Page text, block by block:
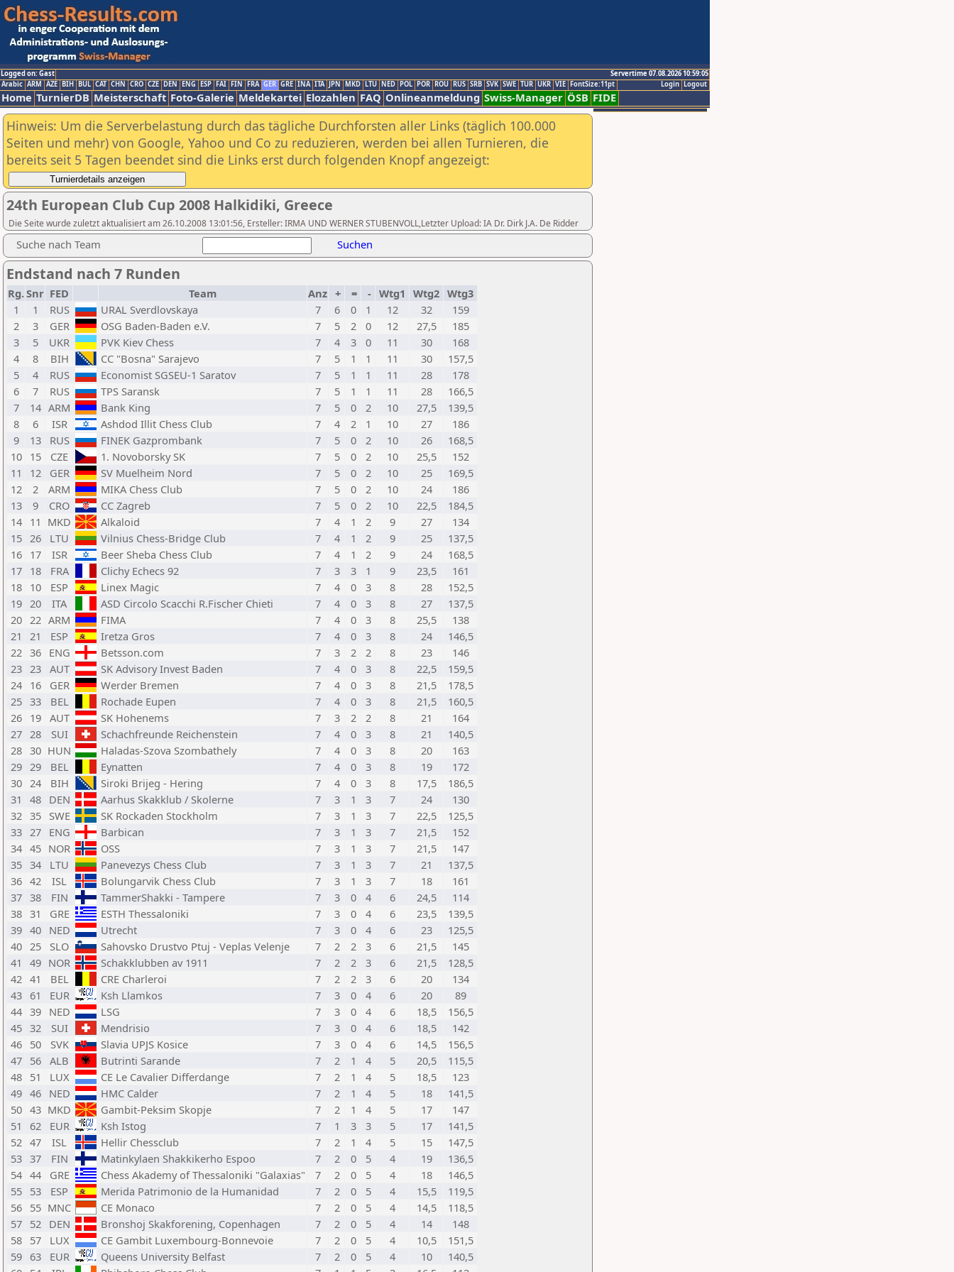
Logged on: Gast
Servertime 07.08.2026 10:59:05
Logout
Login
Arabic ARM AZE BIH BUL CAT CHN CRO CZE DEN ENG ESP FAI FIN FRA GER GRE INA ITA JPN MKD LTU NED POL POR ROU RUS SRB SVK SWE TUR UKR VIE FontSize:11pt
Home TurnierDB Meisterschaft Foto-Galerie Meldekartei Elozahlen FAQ Onlineanmeldung Swiss-Manager ÖSB FIDE
Hinweis: Um die Serverbelastung durch das tägliche Durchforsten aller Links (täglich 100.000
Seiten und mehr) von Google, Yahoo und Co zu reduzieren, werden bei allen Turnieren, die
bereits seit 5 Tagen beendet sind die Links erst durch folgenden Knopf angezeigt:
24th European Club Cup 2008 Halkidiki, Greece
Die Seite wurde zuletzt aktualisiert am 26.10.2008 13:01:56, Ersteller: IRMA UND WERNER STUBENVOLL,Letzter Upload: IA Dr. Dirk J.A. De Ridder
Suche nach Team Suchen
Endstand nach 7 Runden
Rg.Snr FED Team Anz + = - Wtg1 Wtg2 Wtg3
1
1 RUS URAL Sverdlovskaya 7 6 0 1 12 32
159
2
3 GER OSG Baden-Baden e.V. 7 5 2 0 12 27,5
185
3
5 UKR PVK Kiev Chess 7 4 3 0 11 30
168
4
8 BIH CC "Bosna" Sarajevo 7 5 1 1 11 30
157,5
5
4 RUS Economist SGSEU-1 Saratov 7 5 1 1 11 28
178
6
7 RUS TPS Saransk 7 5 1 1 11 28
166,5
7
14 ARM Bank King 7 5 0 2 10 27,5
139,5
8
6 ISR Ashdod Illit Chess Club 7 4 2 1 10 27
186
9
13 RUS FINEK Gazprombank 7 5 0 2 10 26
168,5
10 15 CZE 1. Novoborsky SK 7 5 0 2 10 25,5
152
11
12 GER SV Muelheim Nord 7 5 0 2 10 25
169,5
12
2 ARM MIKA Chess Club 7 5 0 2 10 24
186
13
9 CRO CC Zagreb 7 5 0 2 10 22,5
184,5
14 11 MKD Alkaloid 7 4 1 2 9 27
134
15 26 LTU Vilnius Chess-Bridge Club 7 4 1 2 9 25
137,5
16 17 ISR Beer Sheba Chess Club 7 4 1 2 9 24
168,5
17 18 FRA Clichy Echecs 92 7 3 3 1 9 23,5
161
18 10 ESP Linex Magic 7 4 0 3 8 28
152,5
19 20 ITA ASD Circolo Scacchi R.Fischer Chieti 7 4 0 3 8 27
137,5
20 22 ARM FIMA 7 4 0 3 8 25,5
138
21
21 ESP Iretza Gros 7 4 0 3 8 24
146,5
22 36 ENG Betsson.com 7 3 2 2 8 23
146
23 23 AUT SK Advisory Invest Baden 7 4 0 3 8 22,5
159,5
24 16 GER Werder Bremen 7 4 0 3 8 21,5
178,5
25 33 BEL Rochade Eupen 7 4 0 3 8 21,5
160,5
26 19 AUT SK Hohenems 7 3 2 2 8 21
164
27 28 SUI Schachfreunde Reichenstein 7 4 0 3 8 21
140,5
28 30 HUN Haladas-Szova Szombathely 7 4 0 3 8 20
163
29 29 BEL Eynatten 7 4 0 3 8 19
172
30 24 BIH Siroki Brijeg - Hering 7 4 0 3 8 17,5
186,5
31
48 DEN Aarhus Skakklub / Skolerne 7 3 1 3 7 24
130
32 35 SWE SK Rockaden Stockholm 7 3 1 3 7 22,5
125,5
33 27 ENG Barbican 7 3 1 3 7 21,5
152
34 45 NOR OSS 7 3 1 3 7 21,5
147
35 34 LTU Panevezys Chess Club 7 3 1 3 7 21
137,5
36 42 ISL Bolungarvik Chess Club 7 3 1 3 7 18
161
37 38 FIN TammerShakki - Tampere 7 3 0 4 6 24,5
114
38 31 GRE ESTH Thessaloniki 7 3 0 4 6 23,5
139,5
39 40 NED Utrecht 7 3 0 4 6 23
125,5
40 25 SLO Sahovsko Drustvo Ptuj - Veplas Velenje 7 2 2 3 6 21,5
145
41
49 NOR Schakklubben av 1911 7 2 2 3 6 21,5
128,5
42 41 BEL CRE Charleroi 7 2 2 3 6 20
134
43 61 EUR Ksh Llamkos 7 3 0 4 6 20
89
44 39 NED LSG 7 3 0 4 6 18,5
156,5
45 32 SUI Mendrisio 7 3 0 4 6 18,5
142
46 50 SVK Slavia UPJS Kosice 7 3 0 4 6 14,5
156,5
47 56 ALB Butrinti Sarande 7 2 1 4 5 20,5
115,5
48 51 LUX CE Le Cavalier Differdange 7 2 1 4 5 18,5
123
49 46 NED HMC Calder 7 2 1 4 5 18
141,5
50 43 MKD Gambit-Peksim Skopje 7 2 1 4 5 17
147
51
62 EUR Ksh Istog 7 1 3 3 5 17
141,5
52 47 ISL Hellir Chessclub 7 2 1 4 5 15
147,5
53 37 FIN Matinkylaen Shakkikerho Espoo 7 2 0 5 4 19
136,5
54 44 GRE Chess Akademy of Thessaloniki "Galaxias" 7 2 0 5 4 18
146,5
55 53 ESP Merida Patrimonio de la Humanidad 7 2 0 5 4 15,5
119,5
56 55 MNC CE Monaco 7 2 0 5 4 14,5
118,5
57 52 DEN Bronshoj Skakforening, Copenhagen 7 2 0 5 4 14
148
58 57 LUX CE Gambit Luxembourg-Bonnevoie 7 2 0 5 4 10,5
151,5
59 63 EUR Queens University Belfast 7 2 0 5 4 10
140,5